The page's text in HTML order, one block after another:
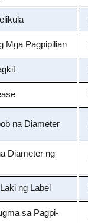
Mga Pagpipilian
na Diameter
Diameter ng
ng Label
sa Pagpi-